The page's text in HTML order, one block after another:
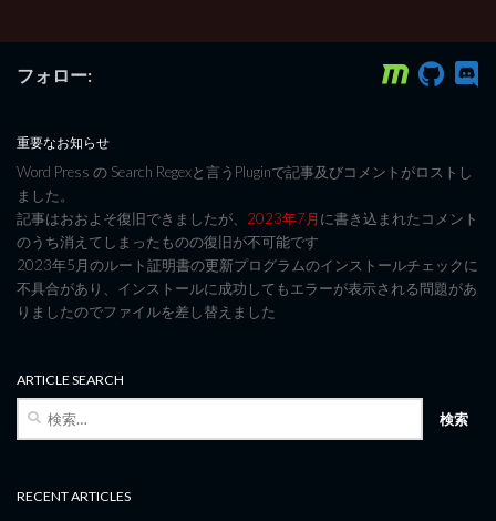
フォロー:
重要なお知らせ
Word Press の Search Regexと言うPluginで記事及びコメントがロストし
ました。
記事はおおよそ復旧できましたが、 2023年7月に書き込まれたコメント
のうち消えてしまったものの復旧が不可能です
2023年5月のルート証明書の更新プログラムのインストールチェックに
不具合があり、インストールに成功してもエラーが表示される問題があ
りましたのでファイルを差し替えました
ARTICLE SEARCH
検
RECENT ARTICLES